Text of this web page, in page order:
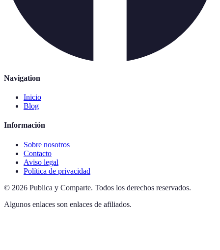
Navigation
Inicio
Blog
Información
Sobre nosotros
Contacto
Aviso legal
Política de privacidad
© 2026 Publica y Comparte. Todos los derechos reservados.
Algunos enlaces son enlaces de afiliados.